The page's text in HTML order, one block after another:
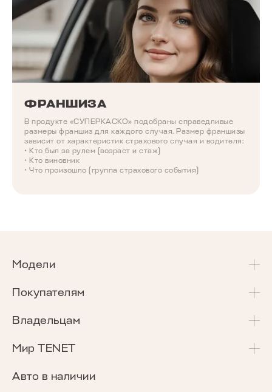
ФРАНШИЗА
В продукте «СУПЕРКАСКО» подобраны справедливые
размеры франшиз для каждого случая. Размер франшизы
зависит от характеристик страхового случая и водителя:
• Кто был за рулем (возраст и стаж)
• Кто виновник
• Что произошло (группа страхового события)
Модели
T4
T4L
T7
T8
Покупателям
Акции и спецпредложения
Калькулятор Трейд-Ин
Сравнение комплектаций
Владельцам
Сервисные акции
Программа «Помощь в пути»
Мир TENET
О бренде
Авто в наличии